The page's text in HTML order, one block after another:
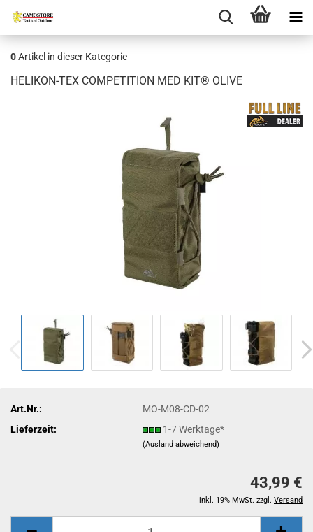
0Artikel in dieser Kategorie
HELIKON-TEX COMPETITION MED KIT® OLIVE
Art.Nr.:
MO-M08-CD-02
Lieferzeit:
1-7 Werktage*
(Ausland abweichend)
43,99 €
inkl. 19% MwSt. zzgl. Versand